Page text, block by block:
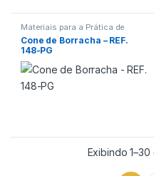
Materiais para a Prática de
Esportes
Cone de Borracha – REF.
148-PG
Exibindo